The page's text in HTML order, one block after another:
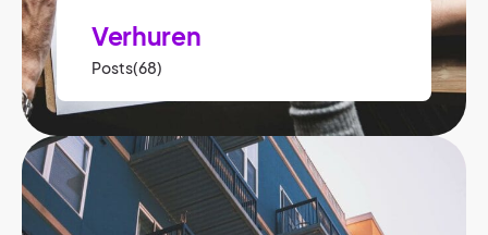
Verhuren
Posts(68)